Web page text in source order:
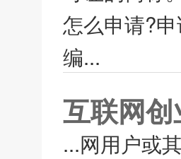
怎么申请?
编...
互联网
...网用户或